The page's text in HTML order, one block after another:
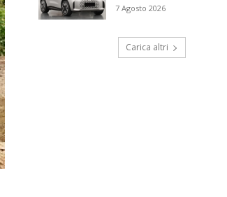
7 Agosto 2026
Carica altri